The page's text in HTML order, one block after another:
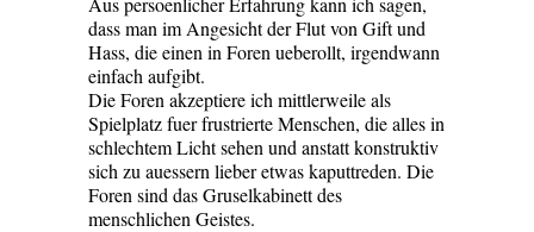
dass man im Angesicht der Flut von Gift und
Hass, die einen in Foren ueberollt, irgendwann
einfach aufgibt.
Die Foren akzeptiere ich mittlerweile als
Spielplatz fuer frustrierte Menschen, die alles in
schlechtem Licht sehen und anstatt konstruktiv
sich zu auessern lieber etwas kaputtreden. Die
Foren sind das Gruselkabinett des
menschlichen Geistes.